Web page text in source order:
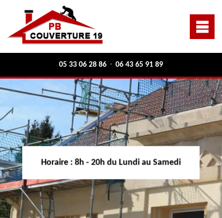
05 33 06 28 86 - 06 43 65 91 89
Horaire : 8h - 20h du Lundi au Samedi